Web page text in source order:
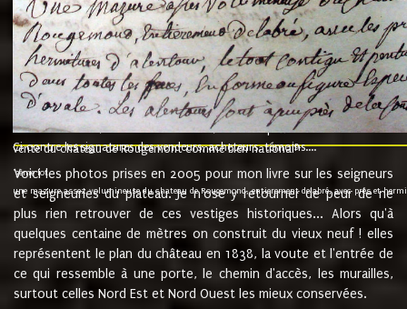
nommé fut présent Messire Claude Guillaume de Moyriat chevalier baron
vend, purement simplement et irrevocablement a monseigneur monsieur
et chavannes conseiller du roy au parlement de Bourgogne, present et
que le dit seigneur Baron de la Vellière a sur ses hommes, indivisables et
de la Velliere tout ainsi et comme le dit seigneur Baron et ses
présent......"
suivent les rentes, donation des terriers, etc... au prix de 880 livre louis
Ci contre les signatures des vendeurs, acheteurs, témoins....
vente du château de Rougemont comme bien national9.
"3ème lot
une mazure assez volumineuse du chateau de Rougemond, entierement delabré, avec près et
Voici les photos prises en 2005 pour mon livre sur les seigneurs
et seigneuries du plateau. Je n'ose y retourner de peur de ne
plus rien retrouver de ces vestiges historiques... Alors qu'à
quelques centaine de mètres on construit du vieux neuf ! elles
représentent le plan du château en 1838, la voute et l'entrée de
ce qui ressemble à une porte, le chemin d'accès, les murailles,
surtout celles Nord Est et Nord Ouest les mieux conservées.